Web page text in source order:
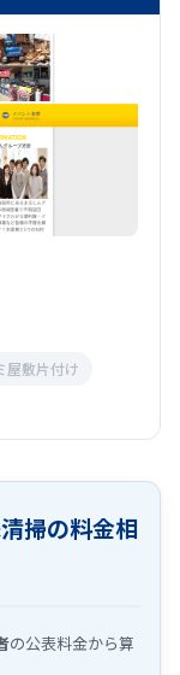
屋敷片付け
掃の料金相
の公表料金から算